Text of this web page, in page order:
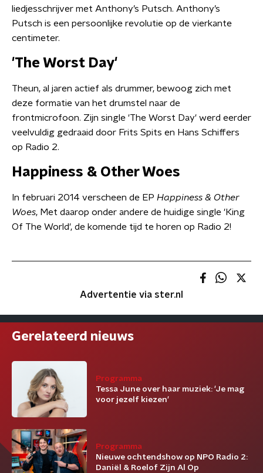
liedjesschrijver met Anthony’s Putsch. Anthony’s
Putsch is een persoonlijke revolutie op de vierkante
centimeter.
'The Worst Day'
Theun, al jaren actief als drummer, bewoog zich met
deze formatie van het drumstel naar de
frontmicrofoon. Zijn single 'The Worst Day' werd eerder
veelvuldig gedraaid door Frits Spits en Hans Schiffers
op Radio 2.
Happiness & Other Woes
In februari 2014 verscheen de EP Happiness & Other
Woes, Met daarop onder andere de huidige single 'King
Of The World', de komende tijd te horen op Radio 2!
Advertentie via ster.nl
Gerelateerd nieuws
Programma
Tessa June over haar muziek: 'Je mag
voor jezelf kiezen'
Programma
Nieuwe ochtendshow op NPO Radio 2:
Daniël & Roelof Zijn Al Op